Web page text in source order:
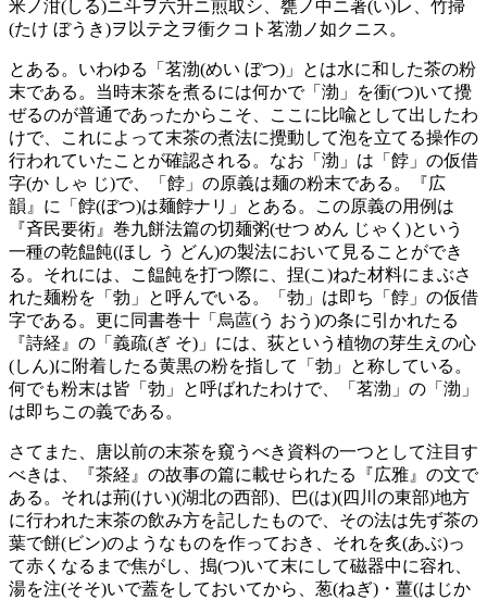
米ノ泔(しる)ニ斗ヲ六升ニ煎取シ、甕ノ中ニ著(い)レ、竹掃
(たけ ぼうき)ヲ以テ之ヲ衝クコト茗渤ノ如クニス。
とある。いわゆる「茗渤(めい ぼつ)」とは水に和した茶の粉
末である。当時末茶を煮るには何かで「渤」を衝(つ)いて攪
ぜるのが普通であったからこそ、ここに比喩として出したわ
けで、これによって末茶の煮法に攪動して泡を立てる操作の
行われていたことが確認される。なお「渤」は「餑」の仮借
字(か しゃ じ)で、「餑」の原義は麺の粉末である。『広
韻』に「餑(ぼつ)は麺餑ナリ」とある。この原義の用例は
『斉民要術』巻九餅法篇の切麺粥(せつ めん じゃく)という
一種の乾饂飩(ほし う どん)の製法において見ることができ
る。それには、こ饂飩を打つ際に、捏(こ)ねた材料にまぶさ
れた麺粉を「勃」と呼んでいる。「勃」は即ち「餑」の仮借
字である。更に同書巻十「烏蓲(う おう)の条に引かれたる
『詩経』の「義疏(ぎ そ)」には、荻という植物の芽生えの心
(しん)に附着したる黄黒の粉を指して「勃」と称している。
何でも粉末は皆「勃」と呼ばれたわけで、「茗渤」の「渤」
は即ちこの義である。
さてまた、唐以前の末茶を窺うべき資料の一つとして注目す
べきは、『茶経』の故事の篇に載せられたる『広雅』の文で
ある。それは荊(けい)(湖北の西部)、巴(は)(四川の東部)地方
に行われた末茶の飲み方を記したもので、その法は先ず茶の
葉で餅(ビン)のようなものを作っておき、それを炙(あぶ)っ
て赤くなるまで焦がし、搗(つ)いて末にして磁器中に容れ、
湯を注(そそ)いで蓋をしておいてから、葱(ねぎ)・薑(はじか